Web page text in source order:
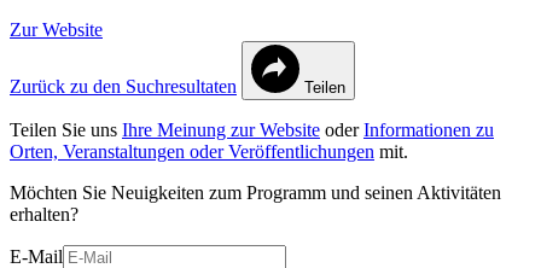
Zur Website
Zurück zu den Suchresultaten Teilen
Teilen Sie uns Ihre Meinung zur Website oderInformationen zu
Orten, Veranstaltungen oder Veröffentlichungen mit.
Möchten Sie Neuigkeiten zum Programm und seinen Aktivitäten
erhalten?
E-Mail